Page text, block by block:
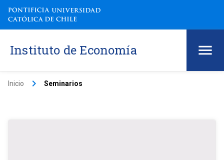
Instituto de Economía
Inicio keyboard_arrow_right Seminarios